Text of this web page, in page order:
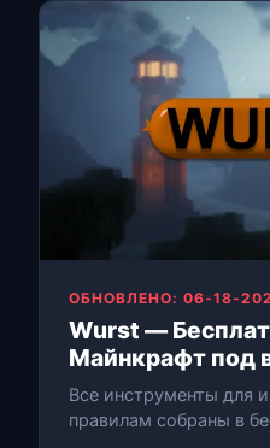
ОБНОВЛЕНО: 06-18-
Wurst —
Майнкрафт под
Все инструменты для
правилам собраны в